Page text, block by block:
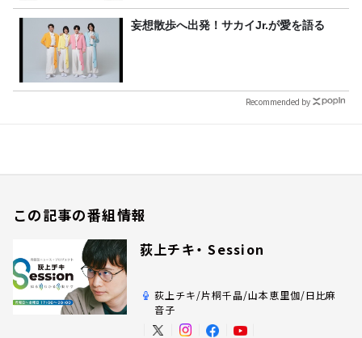
妄想散歩へ出発！サカイJr.が愛を語る
Recommended by
この記事の番組情報
荻上チキ・ Session
荻上チキ/片桐千晶/山本恵里伽/日比麻
音子